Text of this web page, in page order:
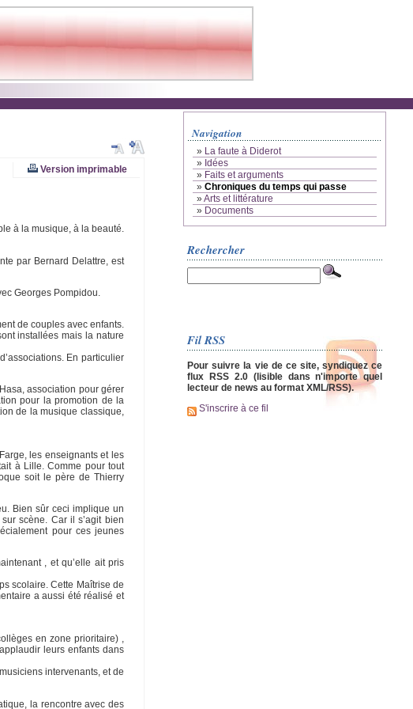
Version imprimable
à la musique, à la beauté.
par Bernard Delattre, est
Georges Pompidou.
de couples avec enfants.
installées mais la nature
En particulier
association pour gérer
pour la promotion de la
de la musique classique,
les enseignants et les
à Lille. Comme pour tout
soit le père de Thierry
Bien sûr ceci implique un
scène. Car il s’agit bien
pour ces jeunes
, et qu’elle ait pris
scolaire. Cette Maîtrise de
a aussi été réalisé et
en zone prioritaire) ,
leurs enfants dans
intervenants, et de
la rencontre avec des
Navigation
» La faute à Diderot
» Idées
» Faits et arguments
» Chroniques du temps qui passe
»Arts et littérature
» Documents
Rechercher
Fil RSS
Pour suivre la vie de ce site, syndiquez ce
flux RSS 2.0 (lisible dans n'importe quel
lecteur de news au format XML/RSS).
S'inscrire à ce fil